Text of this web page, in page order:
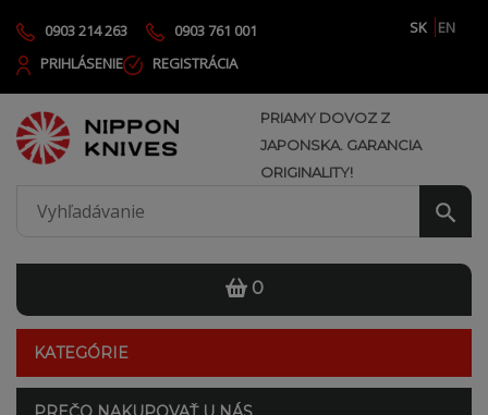
0903 214 263 0903 761 001 SK
EN
PRIHLÁSENIE
REGISTRÁCIA
PRIAMY DOVOZ Z
JAPONSKA. GARANCIA
ORIGINALITY!
0
KATEGÓRIE